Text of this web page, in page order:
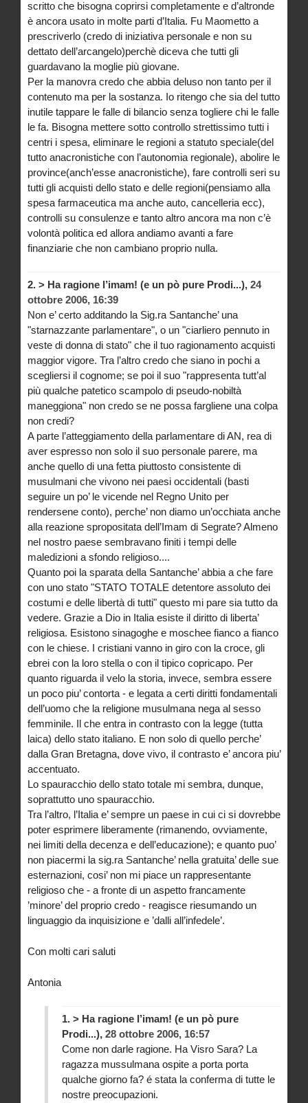
scritto che bisogna coprirsi completamente e d’altronde
è ancora usato in molte parti d’Italia. Fu Maometto a
prescriverlo (credo di iniziativa personale e non su
dettato dell’arcangelo)perchè diceva che tutti gli
guardavano la moglie più giovane.
Per la manovra credo che abbia deluso non tanto per il
contenuto ma per la sostanza. Io ritengo che sia del tutto
inutile tappare le falle di bilancio senza togliere chi le falle
le fa. Bisogna mettere sotto controllo strettissimo tutti i
centri i spesa, eliminare le regioni a statuto speciale(del
tutto anacronistiche con l’autonomia regionale), abolire le
province(anch’esse anacronistiche), fare controlli seri su
tutti gli acquisti dello stato e delle regioni(pensiamo alla
spesa farmaceutica ma anche auto, cancelleria ecc),
controlli su consulenze e tanto altro ancora ma non c’è
volontà politica ed allora andiamo avanti a fare
finanziarie che non cambiano proprio nulla.
2. > Ha ragione l’imam! (e un pò pure Prodi...), 24
ottobre 2006, 16:39
Non e’ certo additando la Sig.ra Santanche’ una
"starnazzante parlamentare", o un "ciarliero pennuto in
veste di donna di stato" che il tuo ragionamento acquisti
maggior vigore. Tra l’altro credo che siano in pochi a
scegliersi il cognome; se poi il suo "rappresenta tutt’al
più qualche patetico scampolo di pseudo-nobiltà
maneggiona" non credo se ne possa fargliene una colpa
non credi?
A parte l’atteggiamento della parlamentare di AN, rea di
aver espresso non solo il suo personale parere, ma
anche quello di una fetta piuttosto consistente di
musulmani che vivono nei paesi occidentali (basti
seguire un po’ le vicende nel Regno Unito per
rendersene conto), perche’ non diamo un’occhiata anche
alla reazione spropositata dell’Imam di Segrate? Almeno
nel nostro paese sembravano finiti i tempi delle
maledizioni a sfondo religioso....
Quanto poi la sparata della Santanche’ abbia a che fare
con uno stato "STATO TOTALE detentore assoluto dei
costumi e delle libertà di tutti" questo mi pare sia tutto da
vedere. Grazie a Dio in Italia esiste il diritto di liberta’
religiosa. Esistono sinagoghe e moschee fianco a fianco
con le chiese. I cristiani vanno in giro con la croce, gli
ebrei con la loro stella o con il tipico copricapo. Per
quanto riguarda il velo la storia, invece, sembra essere
un poco piu’ contorta - e legata a certi diritti fondamentali
dell’uomo che la religione musulmana nega al sesso
femminile. Il che entra in contrasto con la legge (tutta
laica) dello stato italiano. E non solo di quello perche’
dalla Gran Bretagna, dove vivo, il contrasto e’ ancora piu’
accentuato.
Lo spauracchio dello stato totale mi sembra, dunque,
soprattutto uno spauracchio.
Tra l’altro, l’Italia e’ sempre un paese in cui ci si dovrebbe
poter esprimere liberamente (rimanendo, ovviamente,
nei limiti della decenza e dell’educazione); e quanto puo’
non piacermi la sig.ra Santanche’ nella gratuita’ delle sue
esternazioni, cosi’ non mi piace un rappresentante
religioso che - a fronte di un aspetto francamente
’minore’ del proprio credo - reagisce riesumando un
linguaggio da inquisizione e ’dalli all’infedele’.
Con molti cari saluti
Antonia
1. > Ha ragione l’imam! (e un pò pure
Prodi...), 28 ottobre 2006, 16:57
Come non darle ragione. Ha Visro Sara? La
ragazza mussulmana ospite a porta porta
qualche giorno fa? é stata la conferma di tutte le
nostre preocupazioni.